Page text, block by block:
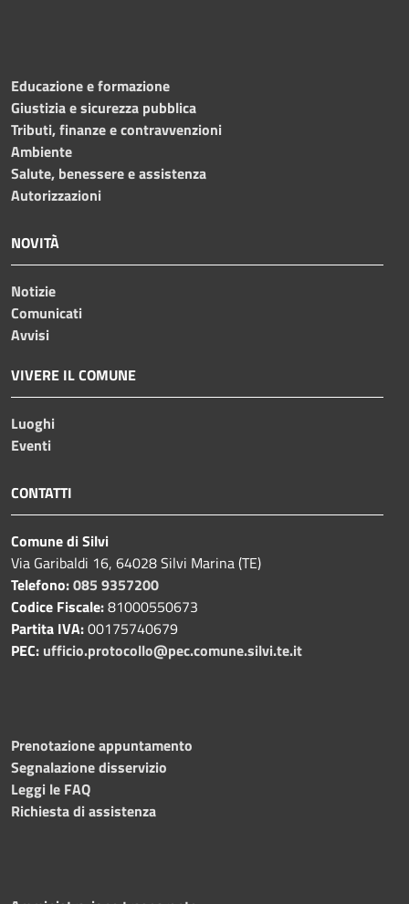
Educazione e formazione
Giustizia e sicurezza pubblica
Tributi, finanze e contravvenzioni
Ambiente
Salute, benessere e assistenza
Autorizzazioni
NOVITÀ
Notizie
Comunicati
Avvisi
VIVERE IL COMUNE
Luoghi
Eventi
CONTATTI
Comune di Silvi
Via Garibaldi 16, 64028 Silvi Marina (TE)
Telefono:085 9357200
Codice Fiscale:81000550673
Partita IVA:00175740679
PEC: ufficio.protocollo@pec.comune.silvi.te.it
Prenotazione appuntamento
Segnalazione disservizio
Leggi le FAQ
Richiesta di assistenza